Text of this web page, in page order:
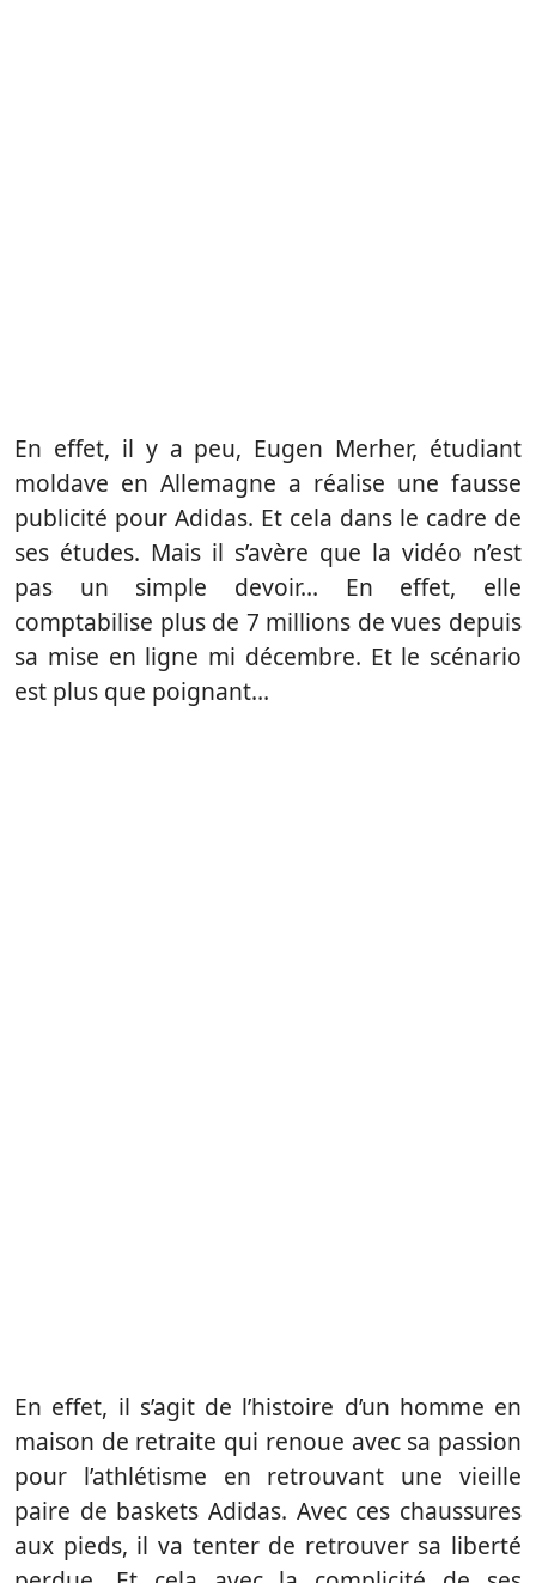
En effet, il y a peu, Eugen Merher, étudiant
moldave en Allemagne a réalise une fausse
publicité pour Adidas. Et cela dans le cadre de
ses études. Mais il s’avère que la vidéo n’est
pas un simple devoir… En effet, elle
comptabilise plus de 7 millions de vues depuis
sa mise en ligne mi décembre. Et le scénario
est plus que poignant…
En effet, il s’agit de l’histoire d’un homme en
maison de retraite qui renoue avec sa passion
pour l’athlétisme en retrouvant une vieille
paire de baskets Adidas. Avec ces chaussures
aux pieds, il va tenter de retrouver sa liberté